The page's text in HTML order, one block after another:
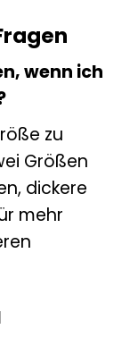
wenn ich
zu
Größen
dickere
mehr